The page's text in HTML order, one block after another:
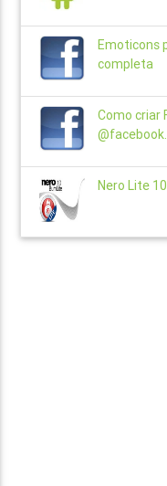
Emoticons
completa
Como criar
Nero Lite